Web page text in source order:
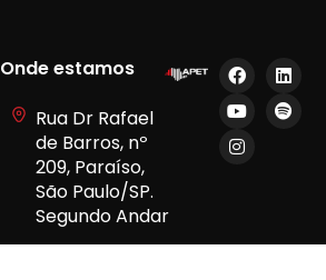
Onde estamos
Rua Dr Rafael
de Barros, nº
209, Paraíso,
São Paulo/SP.
Segundo Andar